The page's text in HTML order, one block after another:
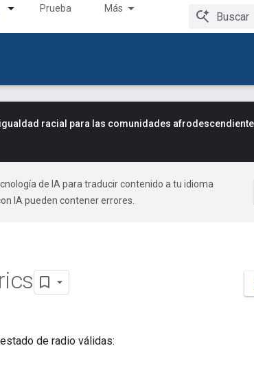
Prueba Más
racial para las comunidades
de IA para traducir contenido a tu idioma
IA pueden contener errores.
de radio válidas: